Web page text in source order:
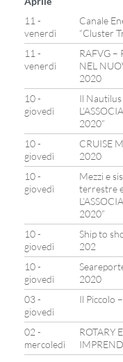
11 -
venerdì
Canale
“Cluster
11 -
venerdì
RAFVG –
NEL
2020
10 -
giovedì
Il Nautilus
2020”
10 -
giovedì
CRUISE
2020
10 -
giovedì
Mezzi e
terrestre
2020”
10 -
giovedì
Ship to
202
10 -
giovedì
2020
03 -
giovedì
Il Piccolo
02 -
mercoledì
ROTARY